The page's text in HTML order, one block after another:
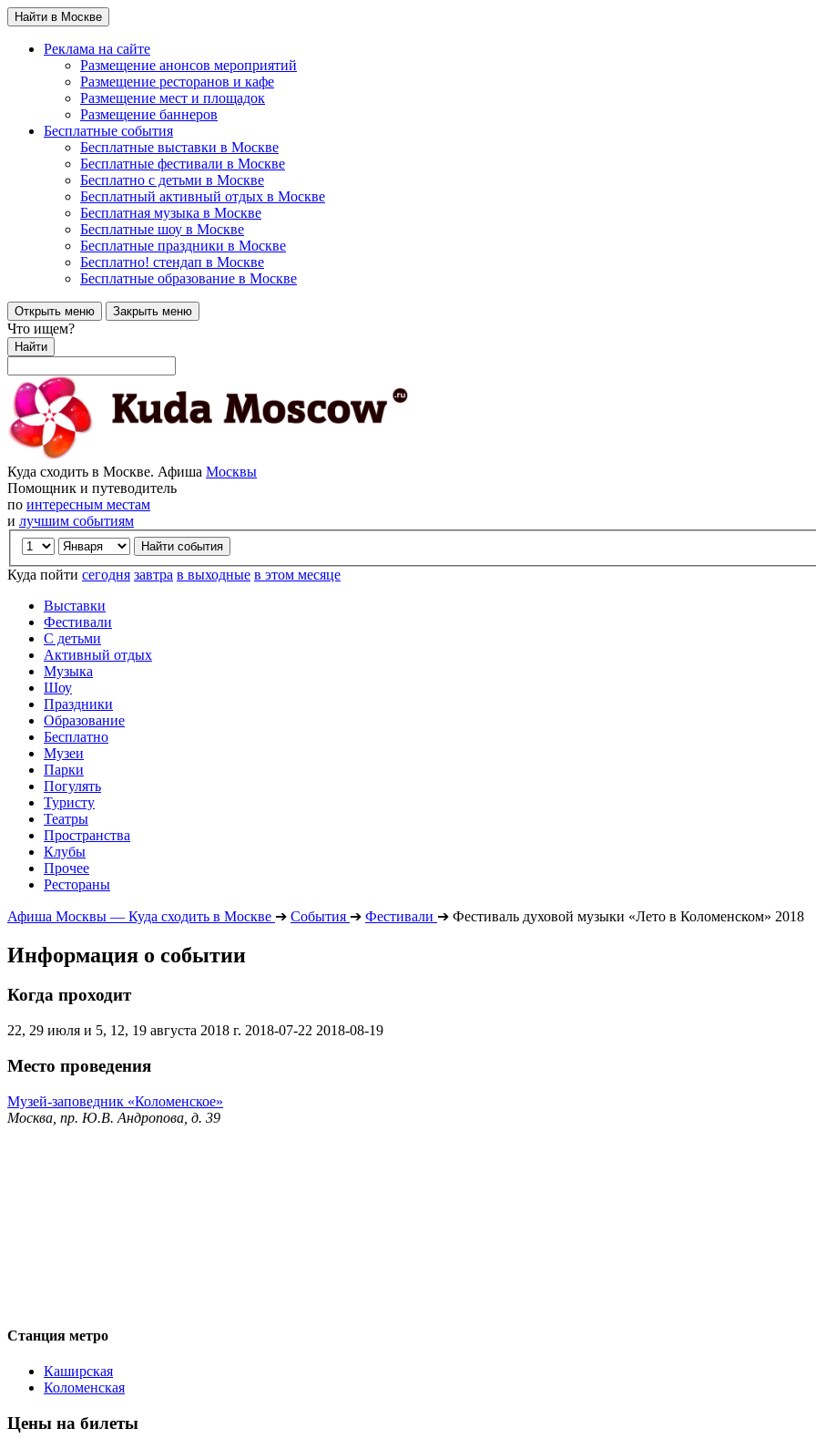
Найти в Москве
Реклама на сайте
Размещение анонсов мероприятий
Размещение ресторанов и кафе
Размещение мест и площадок
Размещение баннеров
Бесплатные события
Бесплатные выставки в Москве
Бесплатные фестивали в Москве
Бесплатно с детьми в Москве
Бесплатный активный отдых в Москве
Бесплатная музыка в Москве
Бесплатные шоу в Москве
Бесплатные праздники в Москве
Бесплатно! стендап в Москве
Бесплатные образование в Москве
Открыть меню Закрыть меню
Что ищем?
Найти
Куда сходить в Москве. Афиша Москвы
Помощник и путеводитель
по интересным местам
и лучшим событиям
Куда пойти сегодня завтра в выходные в этом месяце
Выставки
Фестивали
С детьми
Активный отдых
Музыка
Шоу
Праздники
Образование
Бесплатно
Музеи
Парки
Погулять
Туристу
Театры
Пространства
Клубы
Прочее
Рестораны
Афиша Москвы — Куда сходить в Москве ➔ События ➔ Фестивали ➔ Фестиваль духовой музыки «Лето в Коломенском» 2018
Информация о событии
Когда проходит
22, 29 июля и 5, 12, 19 августа 2018 г. 2018-07-22 2018-08-19
Место проведения
Музей-заповедник «Коломенское»
Москва, пр. Ю.В. Андропова, д. 39
Станция метро
Каширская
Коломенская
Цены на билеты